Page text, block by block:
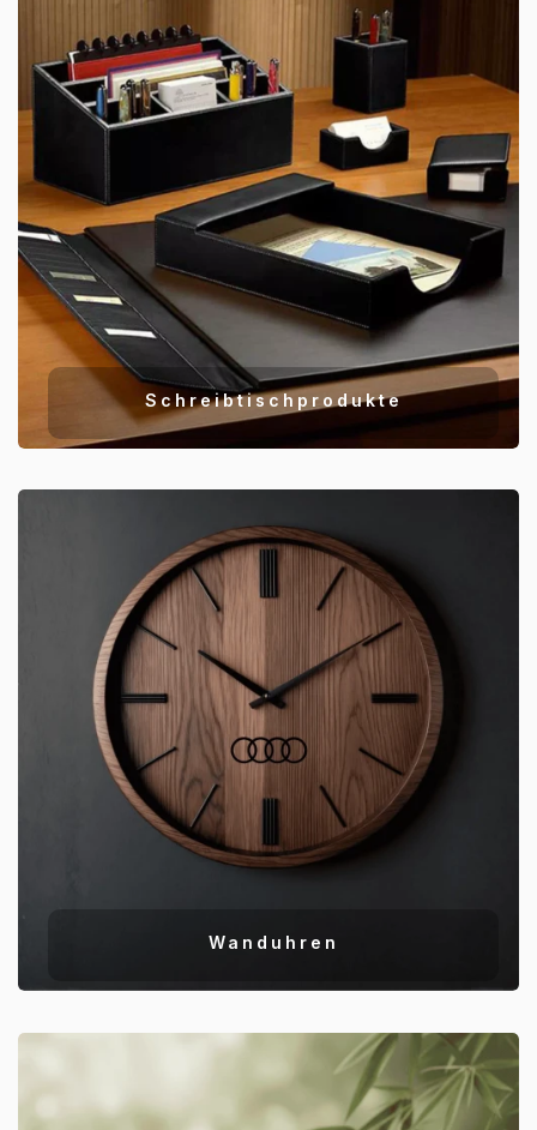
Schreibtischprodukte
Wanduhren